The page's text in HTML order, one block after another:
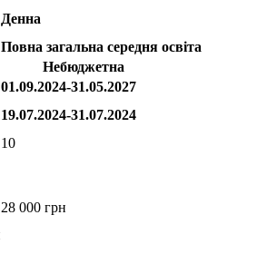
Денна
Повна загальна середня освіта
Небюджетна
01.09.2024-31.05.2027
19.07.2024-31.07.2024
10
28 000 грн